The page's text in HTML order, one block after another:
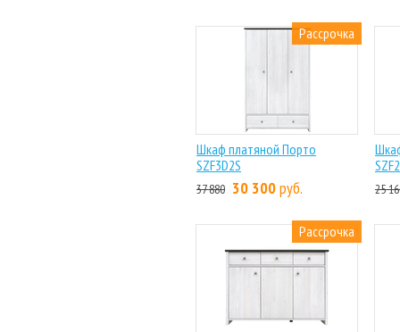
Рассрочка
Шкаф платяной Порто
SZF3D2S
37 880 30 300руб. 25
Рассрочка